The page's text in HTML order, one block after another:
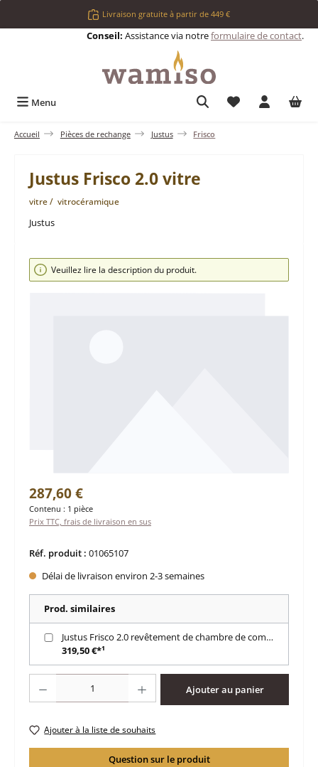
Passer au contenu principalLivraison gratuite à partir de 449 €
Conseil: Assistance via notreformulaire de contact.
Menu Vous avez 0
Accueil Pièces de rechange Justus Frisco
Justus Frisco 2.0 vitre
vitre / vitrocéramique
Justus
Ignorer la galerie d'images
Veuillez lire la description du produit.
Prix régulier :
287,60 €
Contenu : 1 pièce
Prix TTC, frais de livraison en sus
Réf. produit : 01065107
Délai de livraison environ 2-3 semaines
Prod. similaires
Justus Frisco 2.0 revêtement de chambre de combustion
319,50 €*¹
Ajouter au panier
Ajouter à la liste de souhaits
Question sur le produit